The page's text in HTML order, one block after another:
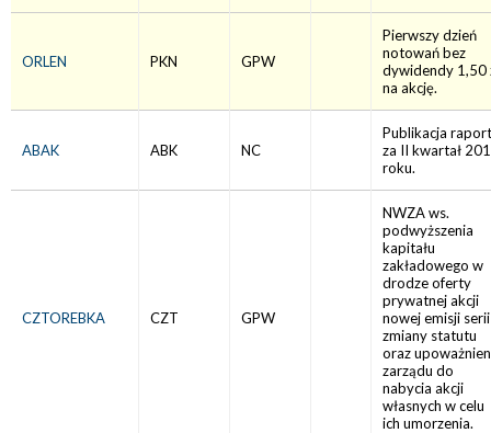
ORLEN PKN GPW
Pierwszy dzień
notowań bez
dywidendy 1,50
na akcję.
ABAK ABK NC
Publikacja
za II kwartał
roku.
CZTOREBKA CZT GPW
NWZA ws.
podwyższenia
kapitału
zakładowego w
drodze oferty
prywatnej akcji
nowej emisji serii
zmiany statutu
oraz
zarządu do
nabycia akcji
własnych w celu
ich umorzenia.